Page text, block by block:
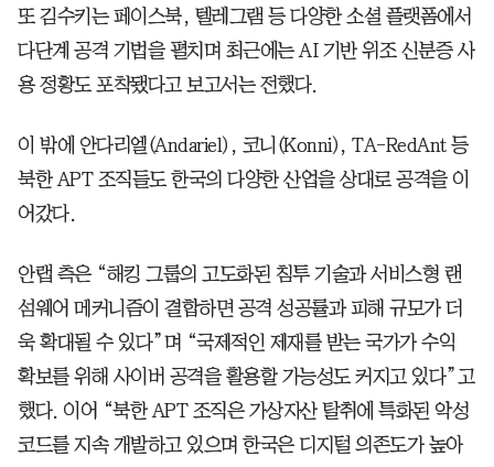
또 김수키는 페이스북, 텔레그램 등 다양한 소셜 플랫폼에서
다단계 공격 기법을 펼치며 최근에는 AI 기반 위조 신분증 사
용 정황도 포착됐다고 보고서는 전했다.
이 밖에 안다리엘(Andariel), 코니(Konni), TA-RedAnt 등
북한 APT 조직들도 한국의 다양한 산업을 상대로 공격을 이
어갔다.
안랩 측은 “해킹 그룹의 고도화된 침투 기술과 서비스형 랜
섬웨어 메커니즘이 결합하면 공격 성공률과 피해 규모가 더
욱 확대될 수 있다”며 “국제적인 제재를 받는 국가가 수익
확보를 위해 사이버 공격을 활용할 가능성도 커지고 있다”고
했다. 이어 “북한 APT 조직은 가상자산 탈취에 특화된 악성
코드를 지속 개발하고 있으며 한국은 디지털 의존도가 높아